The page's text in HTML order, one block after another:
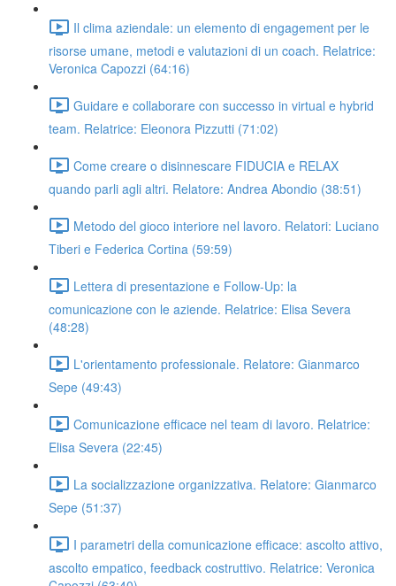
Il clima aziendale: un elemento di engagement per le
risorse umane, metodi e valutazioni di un coach. Relatrice:
Veronica Capozzi (64:16)
Guidare e collaborare con successo in virtual e hybrid
team. Relatrice: Eleonora Pizzutti (71:02)
Come creare o disinnescare FIDUCIA e RELAX
quando parli agli altri. Relatore: Andrea Abondio (38:51)
Metodo del gioco interiore nel lavoro. Relatori: Luciano
Tiberi e Federica Cortina (59:59)
Lettera di presentazione e Follow-Up: la
comunicazione con le aziende. Relatrice: Elisa Severa
(48:28)
L'orientamento professionale. Relatore: Gianmarco
Sepe (49:43)
Comunicazione efficace nel team di lavoro. Relatrice:
Elisa Severa (22:45)
La socializzazione organizzativa. Relatore: Gianmarco
Sepe (51:37)
I parametri della comunicazione efficace: ascolto attivo,
ascolto empatico, feedback costruttivo. Relatrice: Veronica